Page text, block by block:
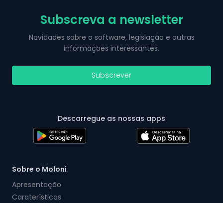
Subscreva a newsletter
Novidades sobre o software, legislação e outras
informações interessantes.
Subscrever
Descarregue as nossas apps
Sobre o Moloni
Apresentação
Caraterísticas